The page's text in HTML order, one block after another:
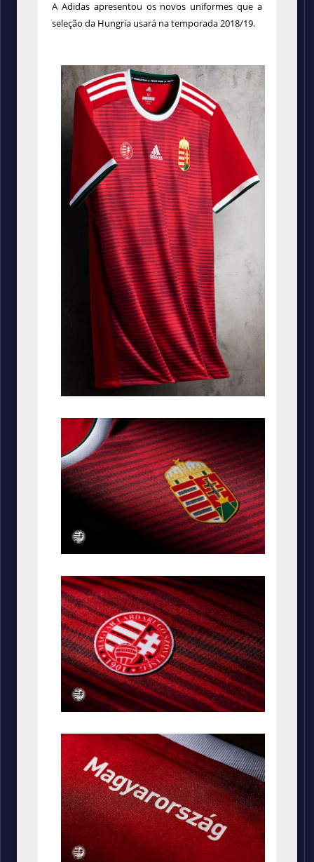
A Adidas apresentou os novos uniformes que a
seleção da Hungria usará na temporada 2018/19.